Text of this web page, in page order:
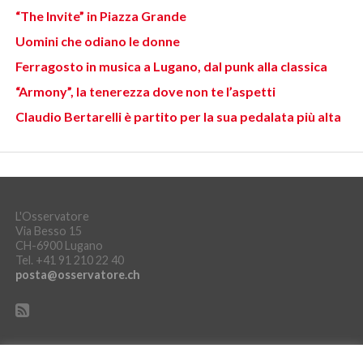
“The Invite” in Piazza Grande
Uomini che odiano le donne
Ferragosto in musica a Lugano, dal punk alla classica
“Armony”, la tenerezza dove non te l’aspetti
Claudio Bertarelli è partito per la sua pedalata più alta
L'Osservatore
Via Besso 15
CH-6900 Lugano
Tel. +41 91 210 22 40
posta@osservatore.ch